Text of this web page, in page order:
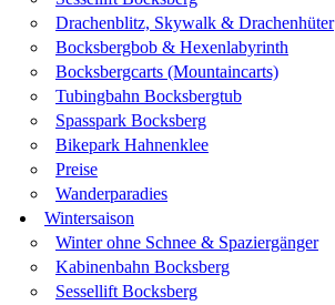
Drachenblitz, Skywalk & Drachenhüter
Bocksbergbob & Hexenlabyrinth
Bocksbergcarts (Mountaincarts)
Tubingbahn Bocksbergtub
Spasspark Bocksberg
Bikepark Hahnenklee
Preise
Wanderparadies
Wintersaison
Winter ohne Schnee & Spaziergänger
Kabinenbahn Bocksberg
Sessellift Bocksberg